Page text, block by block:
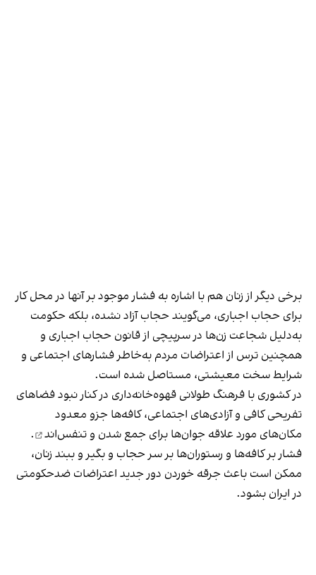
برخی دیگر از زنان هم با اشاره به فشار موجود بر آنها در محل کار
برای حجاب اجباری، می‌گویند حجاب آزاد نشده، بلکه حکومت
به‌دلیل شجاعت زن‌ها در سرپیچی از قانون حجاب اجباری و
همچنین ترس از اعتراضات مردم به‌خاطر فشارهای اجتماعی و
شرایط سخت معیشتی، مستاصل شده است.
در کشوری با فرهنگ طولانی قهوه‌‌خانه‌داری در کنار نبود فضاهای
تفریحی کافی و آزادی‌های اجتماعی، کافه‌ها جزو معدود
مکان‌های مورد علاقه جوان‌ها برای جمع شدن و تنفس‌اند
.
فشار بر کافه‌ها و رستوران‌ها بر سر حجاب و بگیر و ببند زنان،
ممکن است باعث جرقه خوردن دور جدید اعتراضات ضدحکومتی
در ایران بشود.